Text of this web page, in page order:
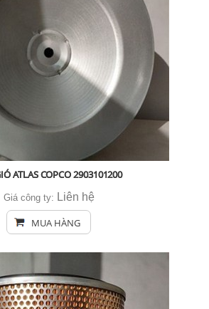
ATLAS COPCO ​​​​​​​2903101200
Giá công ty: Liên hệ
MUA HÀNG